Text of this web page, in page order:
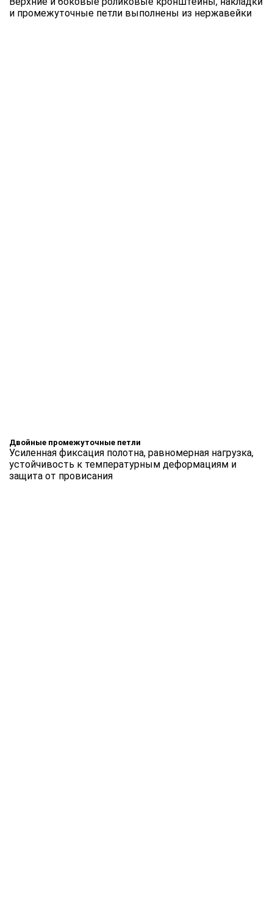
и промежуточные петли выполнены из нержавейки
Двойные промежуточные петли
Усиленная фиксация полотна, равномерная нагрузка,
устойчивость к температурным деформациям и
защита от провисания